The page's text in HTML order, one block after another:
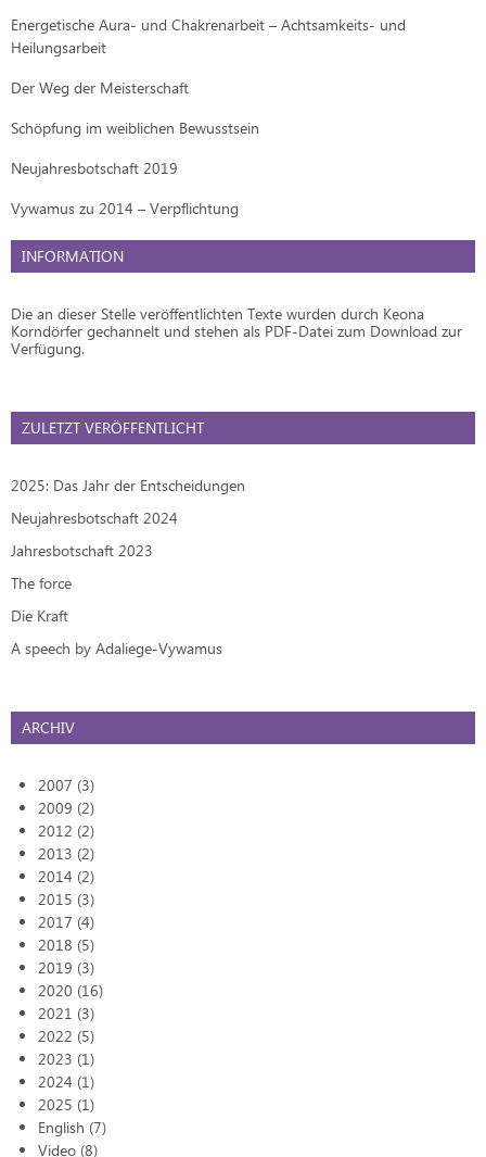
Energetische Aura- und Chakrenarbeit – Achtsamkeits- und
Heilungsarbeit
Der Weg der Meisterschaft
Schöpfung im weiblichen Bewusstsein
Neujahresbotschaft 2019
Vywamus zu 2014 – Verpflichtung
INFORMATION
Die an dieser Stelle veröffentlichten Texte wurden durch Keona
Korndörfer gechannelt und stehen als PDF-Datei zum Download zur
Verfügung.
ZULETZT VERÖFFENTLICHT
2025: Das Jahr der Entscheidungen
Neujahresbotschaft 2024
Jahresbotschaft 2023
The force
Die Kraft
A speech by Adaliege-Vywamus
ARCHIV
2007 (3)
2009 (2)
2012 (2)
2013 (2)
2014 (2)
2015 (3)
2017 (4)
2018 (5)
2019 (3)
2020 (16)
2021 (3)
2022 (5)
2023 (1)
2024 (1)
2025 (1)
English (7)
Video (8)